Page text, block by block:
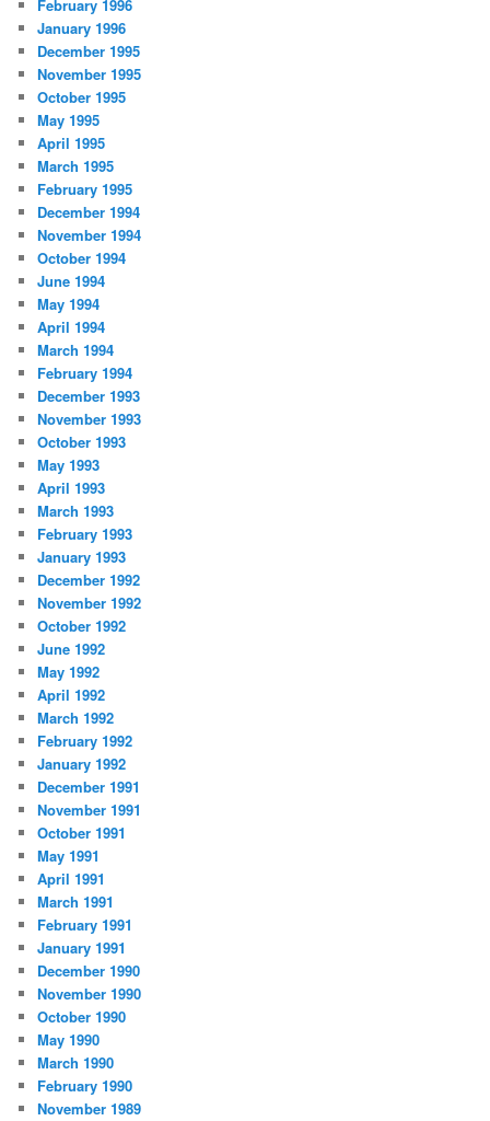
February 1996
January 1996
December 1995
November 1995
October 1995
May 1995
April 1995
March 1995
February 1995
December 1994
November 1994
October 1994
June 1994
May 1994
April 1994
March 1994
February 1994
December 1993
November 1993
October 1993
May 1993
April 1993
March 1993
February 1993
January 1993
December 1992
November 1992
October 1992
June 1992
May 1992
April 1992
March 1992
February 1992
January 1992
December 1991
November 1991
October 1991
May 1991
April 1991
March 1991
February 1991
January 1991
December 1990
November 1990
October 1990
May 1990
March 1990
February 1990
November 1989